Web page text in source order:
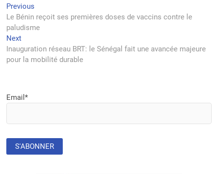
Navigation
de
l’article
Previous
post:
Le Bénin reçoit ses premières doses de vaccins contre le
paludisme
NextNext
post:
Inauguration réseau BRT: le Sénégal fait une avancée majeure
pour la mobilité durable
Email*